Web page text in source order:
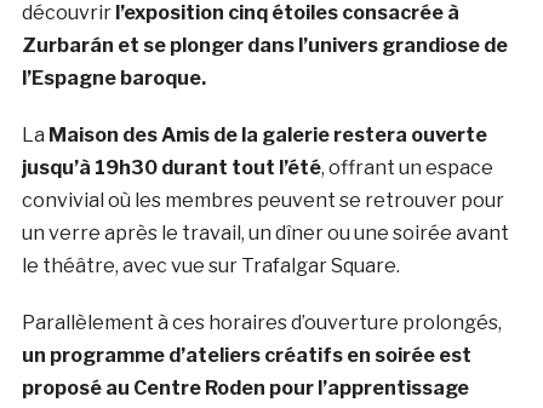
découvrir l’exposition cinq étoiles consacrée à
Zurbarán et se plonger dans l’univers grandiose de
l’Espagne baroque.
La Maison des Amis de la galerie restera ouverte
jusqu’à 19h30 durant tout l’été, offrant un espace
convivial où les membres peuvent se retrouver pour
un verre après le travail, un dîner ou une soirée avant
le théâtre, avec vue sur Trafalgar Square.
Parallèlement à ces horaires d’ouverture prolongés,
un programme d’ateliers créatifs en soirée est
proposé au Centre Roden pour l’apprentissage